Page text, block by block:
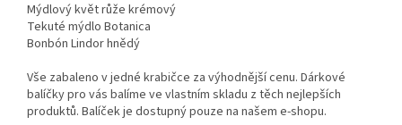
Mýdlový květ růže krémový
Tekuté mýdlo Botanica
Bonbón Lindor hnědý
Vše zabaleno v jedné krabičce za výhodnější cenu. Dárkové
balíčky pro vás balíme ve vlastním skladu z těch nejlepších
produktů. Balíček je dostupný pouze na našem e-shopu.